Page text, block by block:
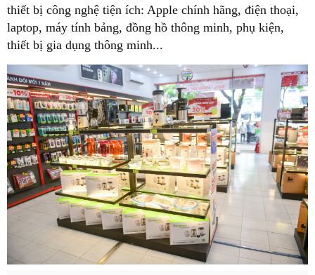
thiết bị công nghệ tiện ích: Apple chính hãng, điện thoại,
laptop, máy tính bảng, đồng hồ thông minh, phụ kiện,
thiết bị gia dụng thông minh...